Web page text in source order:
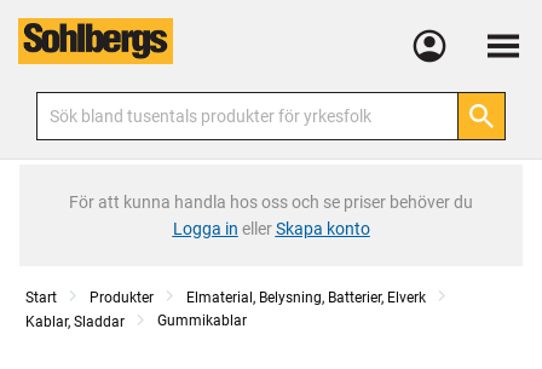
Meny
För att kunna handla hos oss och se priser behöver du
Logga in ellerSkapa konto
Start Produkter
Elmaterial, Belysning, Batterier, Elverk
Kablar, Sladdar
Gummikablar